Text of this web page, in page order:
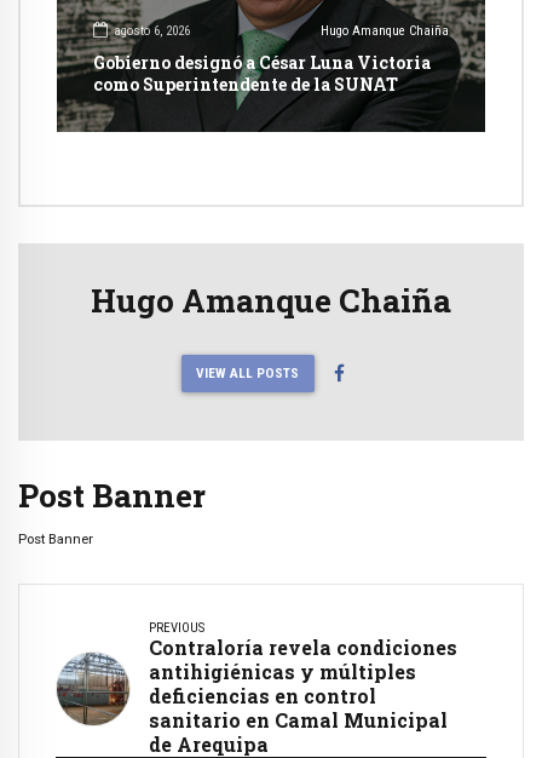
agosto 6, 2026 Hugo Amanque Chaiña
Gobierno designó a César Luna Victoria
como Superintendente de la SUNAT
Hugo Amanque Chaiña
VIEW ALL POSTS
Post Banner
Post Banner
PREVIOUS
Contraloría revela condiciones
antihigiénicas y múltiples
deficiencias en control
sanitario en Camal Municipal
de Arequipa